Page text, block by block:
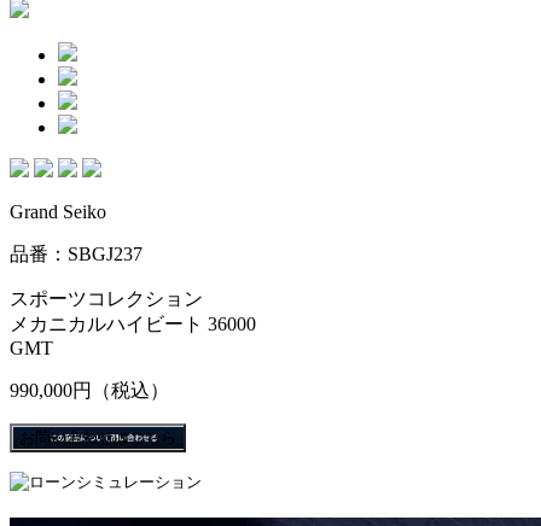
Grand Seiko
品番：SBGJ237
スポーツコレクション
メカニカルハイビート 36000
GMT
990,000円 （税込）